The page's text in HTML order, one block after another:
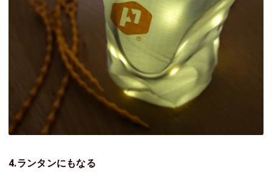
4.ランタンにもなる